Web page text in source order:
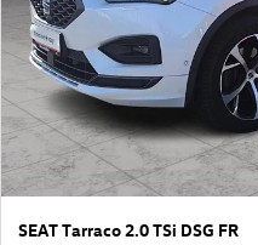
SEAT Tarraco 2.0 TSi DSG FR